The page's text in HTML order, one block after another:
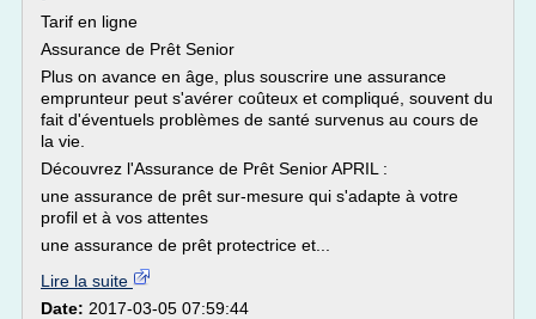
Tarif en ligne
Assurance de Prêt Senior
Plus on avance en âge, plus souscrire une assurance
emprunteur peut s'avérer coûteux et compliqué, souvent du
fait d'éventuels problèmes de santé survenus au cours de
la vie.
Découvrez l'Assurance de Prêt Senior APRIL :
une assurance de prêt sur-mesure qui s'adapte à votre
profil et à vos attentes
une assurance de prêt protectrice et...
Lire la suite
Date: 2017-03-05 07:59:44